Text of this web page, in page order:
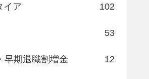
イア 102
53
早期退職割増金 12